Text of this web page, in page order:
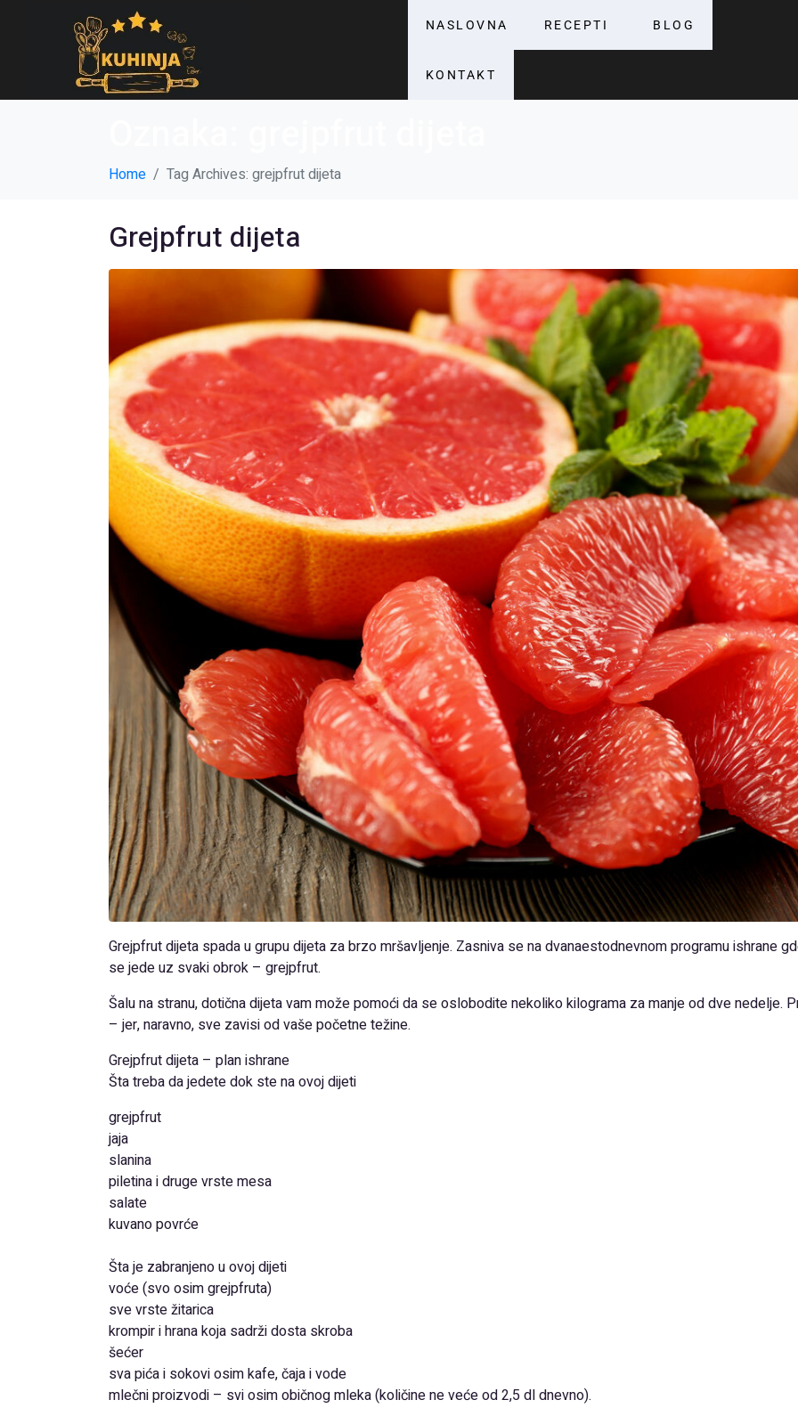
NASLOVNA RECEPTI BLOG
KONTAKT
Home Tag Archives: grejpfrut dijeta
Grejpfrut dijeta
Grejpfrut dijeta spada u grupu dijeta za brzo mršavljenje. Zasniva se na dvanaestodnevnom programu ishrane
se jede uz svaki obrok – grejpfrut.
Šalu na stranu, dotična dijeta vam može pomoći da se oslobodite nekoliko kilograma za manje od dve nedelje.
– jer, naravno, sve zavisi od vaše početne težine.
Grejpfrut dijeta – plan ishrane
Šta treba da jedete dok ste na ovoj dijeti
grejpfrut
jaja
slanina
piletina i druge vrste mesa
salate
kuvano povrće
Šta je zabranjeno u ovoj dijeti
voće (svo osim grejpfruta)
sve vrste žitarica
krompir i hrana koja sadrži dosta skroba
šećer
sva pića i sokovi osim kafe, čaja i vode
mlečni proizvodi – svi osim običnog mleka (količine ne veće od 2,5 dl dnevno).